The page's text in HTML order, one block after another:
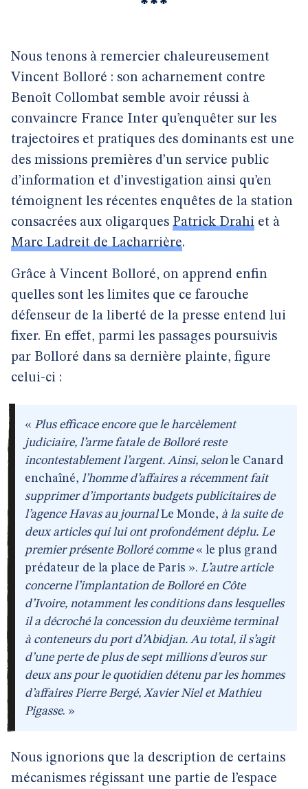
Nous tenons à remercier chaleureusement
Vincent Bolloré : son acharnement contre
Benoît Collombat semble avoir réussi à
convaincre France Inter qu’enquêter sur les
trajectoires et pratiques des dominants est une
des missions premières d’un service public
d’information et d’investigation ainsi qu’en
témoignent les récentes enquêtes de la station
consacrées aux oligarques Patrick Drahi et à
Marc Ladreit de Lacharrière.
Grâce à Vincent Bolloré, on apprend enfin
quelles sont les limites que ce farouche
défenseur de la liberté de la presse entend lui
fixer. En effet, parmi les passages poursuivis
par Bolloré dans sa dernière plainte, figure
celui-ci :
« Plus efficace encore que le harcèlement
judiciaire, l’arme fatale de Bolloré reste
incontestablement l’argent. Ainsi, selonle Canard
enchaîné, l’homme d’affaires a récemment fait
supprimer d’importants budgets publicitaires de
l’agence Havas au journalLe Monde, à la suite de
deux articles qui lui ont profondément déplu. Le
premier présente Bolloré comme« le plus grand
prédateur de la place de Paris ». L’autre article
concerne l’implantation de Bolloré en Côte
d’Ivoire, notamment les conditions dans lesquelles
il a décroché la concession du deuxième terminal
à conteneurs du port d’Abidjan. Au total, il s’agit
d’une perte de plus de sept millions d’euros sur
deux ans pour le quotidien détenu par les hommes
d’affaires Pierre Bergé, Xavier Niel et Mathieu
Pigasse. »
Nous ignorions que la description de certains
mécanismes régissant une partie de l’espace